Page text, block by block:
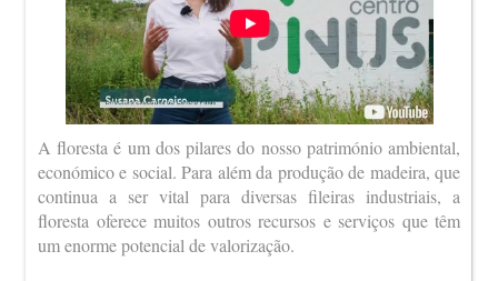
A floresta é um dos pilares do nosso património ambiental,
económico e social. Para além da produção de madeira, que
continua a ser vital para diversas fileiras industriais, a
floresta oferece muitos outros recursos e serviços que têm
um enorme potencial de valorização.